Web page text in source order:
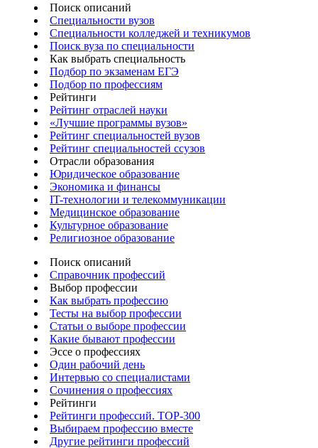
Поиск описаний
Специальности вузов
Специальности колледжей и техникумов
Поиск вуза по специальности
Как выбрать специальность
Подбор по экзаменам ЕГЭ
Подбор по профессиям
Рейтинги
Рейтинг отраслей науки
«Лучшие программы вузов»
Рейтинг специальностей вузов
Рейтинг специальностей ссузов
Отрасли образования
Юридическое образование
Экономика и финансы
IT-технологии и телекоммуникации
Медицинское образование
Культурное образование
Религиозное образование
Поиск описаний
Справочник профессий
Выбор профессии
Как выбрать профессию
Тесты на выбор профессии
Статьи о выборе профессии
Какие бывают профессии
Эссе о профессиях
Один рабочий день
Интервью со специалистами
Сочинения о профессиях
Рейтинги
Рейтинги профессий. TOP-300
Выбираем профессию вместе
Другие рейтинги профессий